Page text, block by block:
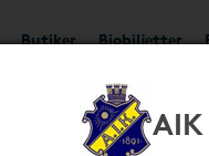
Butiker Biobiljetter